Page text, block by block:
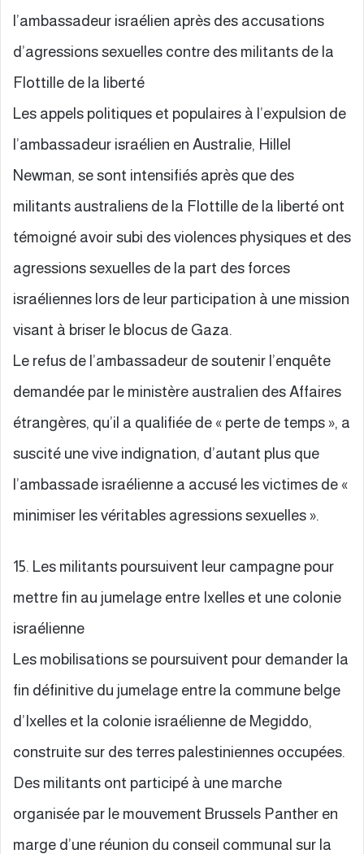
l’ambassadeur israélien après des accusations
d’agressions sexuelles contre des militants de la
Flottille de la liberté
Les appels politiques et populaires à l’expulsion de
l’ambassadeur israélien en Australie, Hillel
Newman, se sont intensifiés après que des
militants australiens de la Flottille de la liberté ont
témoigné avoir subi des violences physiques et des
agressions sexuelles de la part des forces
israéliennes lors de leur participation à une mission
visant à briser le blocus de Gaza.
Le refus de l’ambassadeur de soutenir l’enquête
demandée par le ministère australien des Affaires
étrangères, qu’il a qualifiée de « perte de temps », a
suscité une vive indignation, d’autant plus que
l’ambassade israélienne a accusé les victimes de «
minimiser les véritables agressions sexuelles ».
15. Les militants poursuivent leur campagne pour
mettre fin au jumelage entre Ixelles et une colonie
israélienne
Les mobilisations se poursuivent pour demander la
fin définitive du jumelage entre la commune belge
d’Ixelles et la colonie israélienne de Megiddo,
construite sur des terres palestiniennes occupées.
Des militants ont participé à une marche
organisée par le mouvement Brussels Panther en
marge d’une réunion du conseil communal sur la